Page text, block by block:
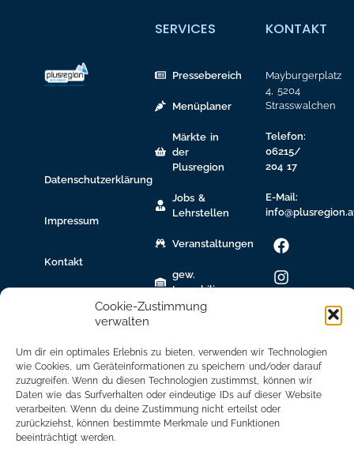
Cookie-Zustimmung
verwalten
Um dir ein optimales Erlebnis zu bieten, verwenden wir Technologien
wie Cookies, um Geräteinformationen zu speichern und/oder darauf
zuzugreifen. Wenn du diesen Technologien zustimmst, können wir
Daten wie das Surfverhalten oder eindeutige IDs auf dieser Website
verarbeiten. Wenn du deine Zustimmung nicht erteilst oder
zurückziehst, können bestimmte Merkmale und Funktionen
beeinträchtigt werden.
Datenschutzerklärung
Impressum
Kontakt
SERVICES
Pressebereich
Menüplaner
Märkte in
der
Plusregion
Jobs &
Lehrstellen
Veranstaltungen
gew.
Immobilien
Newsletter
Anmeldung
Mitglied
werden
KONTAKT
Mayburgerplatz
4, 5204
Strasswalchen
Telefon:
06215/
204 17
E-Mail: